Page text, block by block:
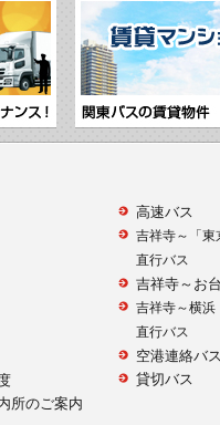
所のご案内
高速バス
吉祥寺～「東
直行バス
吉祥寺～お
吉祥寺～横浜
直行バス
空港連絡バス
貸切バス